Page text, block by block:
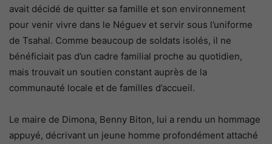
avait décidé de quitter sa famille et son environnement
pour venir vivre dans le Néguev et servir sous l’uniforme
de Tsahal. Comme beaucoup de soldats isolés, il ne
bénéficiait pas d’un cadre familial proche au quotidien,
mais trouvait un soutien constant auprès de la
communauté locale et de familles d’accueil.
Le maire de Dimona, Benny Biton, lui a rendu un hommage
appuyé, décrivant un jeune homme profondément attaché